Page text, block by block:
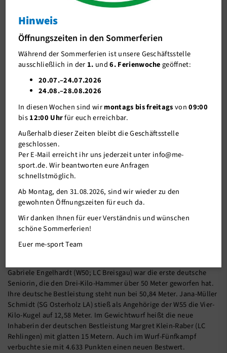
Silke Schmidt und Helga Dräger mit drei
Bestleistungen
Silke Schmidt und Helga Dräger mit drei
Bestleistungen
15.07.2019
Gabriele Engelhardt (W50; LC Breisgau) war die erste deutsche
Seniorin, die den Drei-Kilo-Hammer über 50 Meter geworfen hat.
Ihre deutsche Bestleistung steht nun bei 50,84 Meter. Jana-Müller
Schmidt (SG Osterholz LA) stieß als Angehörige der W55 die Vier-
Kilo-Kugel auf 12,58 Meter. Im Gewichtwurf heißt die neue
Inhaberin der deutschen Bestleistung Margret Klein-Raber (LC
Rehlingen) mit glatten 15 Metern. Auch im Wurf-Fünfkampf
verbuchte sie mit 4.633 Punkten einen neuen Bestwert.
J-Team
Stellenangebote
Förderverein me-sport e.V.
Mitgliederservice
Verantwortung
Hinweis
Öffnungszeiten in den Sommerferien
Während der Sommerferien ist unsere Geschäftsstelle
ausschließlich in der 1. und6. Ferienwochegeöffnet:
20.07.–24.07.2026
24.08.–28.08.2026
In diesen Wochen sind wirmontags bis freitagsvon09:00
bis12:00 Uhrfür euch erreichbar.
Außerhalb dieser Zeiten bleibt die Geschäftsstelle
geschlossen.
Per E-Mail erreicht ihr uns jederzeit unter info@me-
sport.de. Wir beantworten eure Anfragen
schnellstmöglich.
Ab Montag, den 31.08.2026, sind wir wieder zu den
gewohnten Öffnungszeiten für euch da.
Wir danken Ihnen für euer Verständnis und wünschen
schöne Sommerferien!
Euer me-sport Team